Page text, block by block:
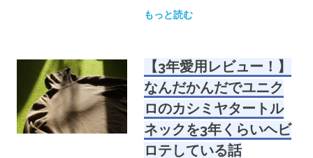
もっと読む
【3年愛用レビュー！】
なんだかんだでユニク
ロのカシミヤタートル
ネックを3年くらいヘビ
ロテしている話